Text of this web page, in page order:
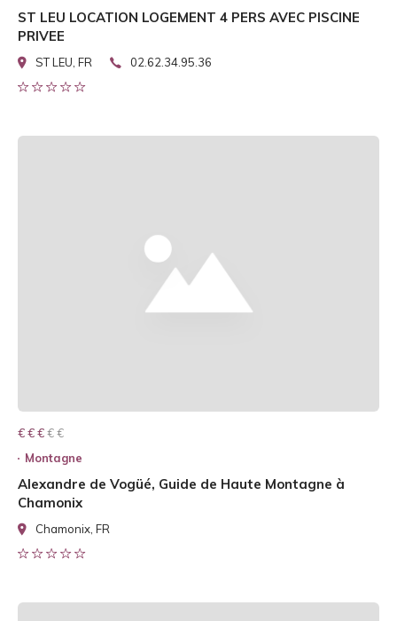
ST LEU LOCATION LOGEMENT 4 PERS AVEC PISCINE
PRIVEE
ST LEU, FR 02.62.34.95.36
€ € € € €
€ € €
Montagne
Alexandre de Vogüé, Guide de Haute Montagne à
Chamonix
Chamonix, FR